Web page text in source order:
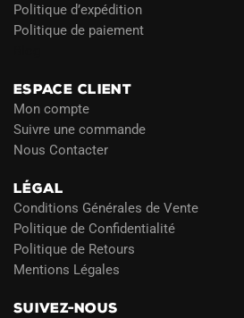
Politique d’expédition
Politique de paiement
ESPACE CLIENT
Mon compte
Suivre une commande
Nous Contacter
LÉGAL
Conditions Générales de Vente
Politique de Confidentialité
Politique de Retours
Mentions Légales
SUIVEZ-NOUS